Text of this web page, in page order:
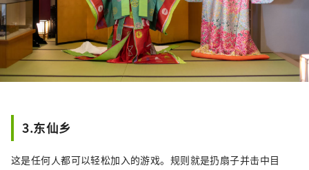
3.东仙乡
这是任何人都可以轻松加入的游戏。规则就是扔扇子并击中目